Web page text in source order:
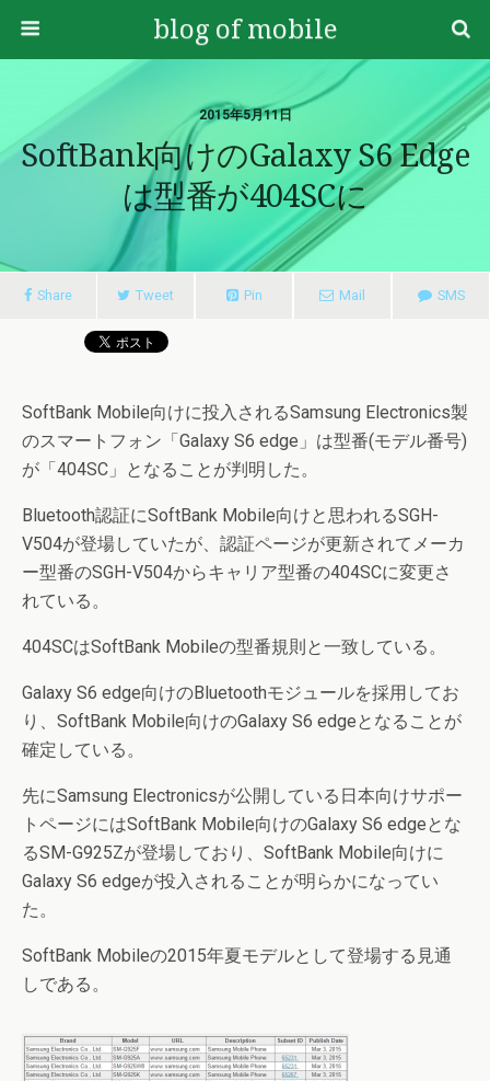
blog of mobile
2015年5月11日
SoftBank向けのGalaxy S6 Edge
は型番が404SCに
Share Tweet Pin Mail SMS
SoftBank Mobile向けに投入されるSamsung Electronics製
のスマートフォン「Galaxy S6 edge」は型番(モデル番号)
が「404SC」となることが判明した。
Bluetooth認証にSoftBank Mobile向けと思われるSGH-
V504が登場していたが、認証ページが更新されてメーカ
ー型番のSGH-V504からキャリア型番の404SCに変更さ
れている。
404SCはSoftBank Mobileの型番規則と一致している。
Galaxy S6 edge向けのBluetoothモジュールを採用してお
り、SoftBank Mobile向けのGalaxy S6 edgeとなることが
確定している。
先にSamsung Electronicsが公開している日本向けサポー
トページにはSoftBank Mobile向けのGalaxy S6 edgeとな
るSM-G925Zが登場しており、SoftBank Mobile向けに
Galaxy S6 edgeが投入されることが明らかになってい
た。
SoftBank Mobileの2015年夏モデルとして登場する見通
しである。